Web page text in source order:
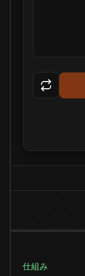
仕組み